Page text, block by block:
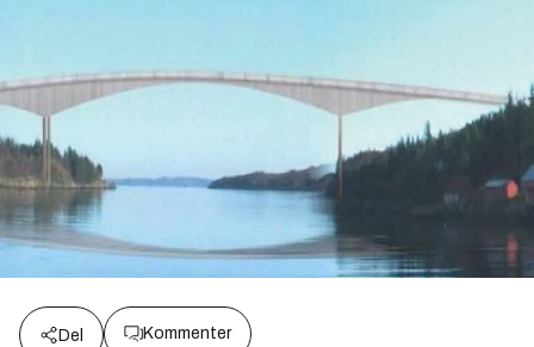
Del Kommenter